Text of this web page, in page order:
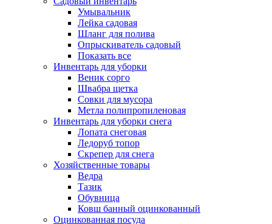
Умывальник
Лейка садовая
Шланг для полива
Опрыскиватель садовый
Показать все
Инвентарь для уборки
Веник сорго
Швабра щетка
Совки для мусора
Метла полипропиленовая
Инвентарь для уборки снега
Лопата снеговая
Ледоруб топор
Скрепер для снега
Хозяйственные товары
Ведра
Тазик
Обувница
Ковш банный оцинкованный
Оцинкованная посуда